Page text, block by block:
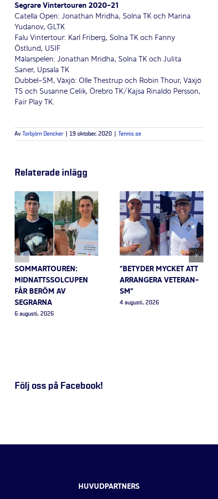
Segrare Vintertouren 2020-21
Catella Open: Jonathan Mridha, Solna TK och Marina
Yudanov, GLTK
Falu Vintertour: Karl Friberg, Solna TK och Fanny
Östlund, USIF
Mälarspelen: Jonathan Mridha, Solna TK och Julita
Saner, Upsala TK
Dubbel-SM, Växjö: Olle Thestrup och Robin Thour, Växjö
TS och Susanne Celik, Örebro TK/Kajsa Rinaldo Persson,
Fair Play TK.
Av Torbjörn Dencker 19 oktober, 2020 Tennis.se
Relaterade inlägg
SOMMARTOUREN:
MIDNATTSSOLCUPEN
FÅR BERÖM AV
SEGRARNA
6 augusti, 2026
”BETYDER MYCKET ATT
ARRANGERA VETERAN-
SM”
4 augusti, 2026
Följ oss på Facebook!
HUVUDPARTNERS